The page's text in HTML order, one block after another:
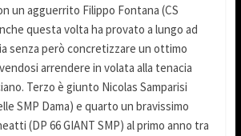
un agguerrito Filippo Fontana (CS
questa volta ha provato a lungo ad
senza però concretizzare un ottimo
arrendere in volata alla tenacia
Terzo è giunto Nicolas Samparisi
SMP Dama) e quarto un bravissimo
(DP 66 GIANT SMP) al primo anno tra